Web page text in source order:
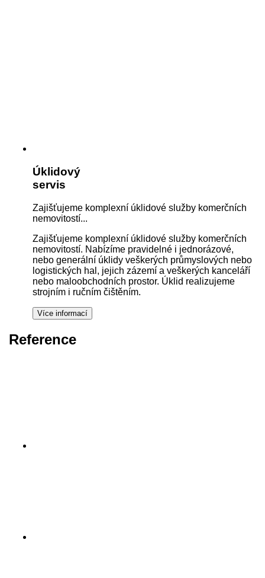
Úklidový
servis
Zajišťujeme komplexní úklidové služby komerčních
nemovitostí...
Zajišťujeme komplexní úklidové služby komerčních
nemovitostí. Nabízíme pravidelné i jednorázové,
nebo generální úklidy veškerých průmyslových nebo
logistických hal, jejich zázemí a veškerých kanceláří
nebo maloobchodních prostor. Úklid realizujeme
strojním i ručním čištěním.
Reference